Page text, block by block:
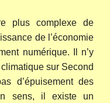
plus complexe de
de l’économie
numérique. Il n’y
sur Second
d’épuisement des
sens, il existe un